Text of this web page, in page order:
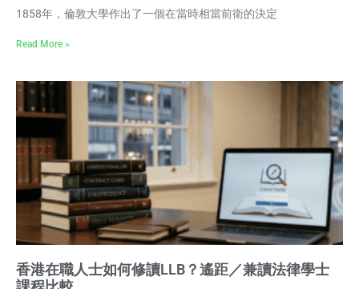
1858年，倫敦大學作出了一個在當時相當前衛的決定
Read More »
香港在職人士如何修讀LLB？遙距／兼讀法律學士